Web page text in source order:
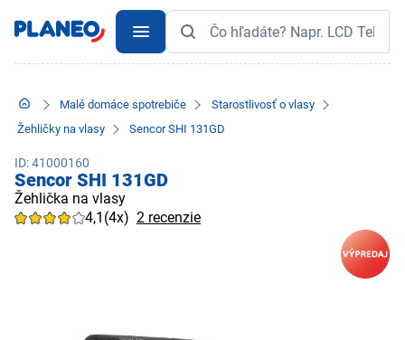
Malé domáce spotrebiče
Starostlivosť o vlasy
Žehličky na vlasy
Sencor SHI 131GD
ID: 41000160
Sencor SHI 131GD
Žehlička na vlasy
4,1 (4x) 2 recenzie